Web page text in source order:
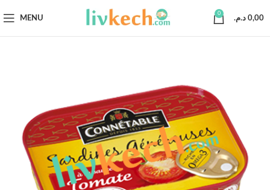
MENU
0
0,00 د.م.